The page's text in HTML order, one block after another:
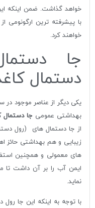
خواهد گذاشت. ضمن اینکه
با پیشرفته ترین
خواهند کرد.
جا
دستمال
یکی دیگر از عناصر موجود
بهداشتی عمومی جا دستمال
از جا دستمال های (رول
زیبایی و هم بهداشتی
های معمولی و همچنین
ایمن آب را بر آن داشت تا
نماید.
با توجه به اینکه این جا رول